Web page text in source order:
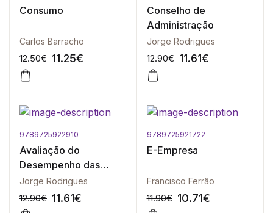
Consumo
Carlos Barracho
12.50€ 11.25€
Conselho de
Administração
Jorge Rodrigues
12.90€ 11.61€
9789725922910
Avaliação do
Desempenho das
Organizações
Jorge Rodrigues
12.90€ 11.61€
9789725921722
E-Empresa
Francisco Ferrão
11.90€ 10.71€